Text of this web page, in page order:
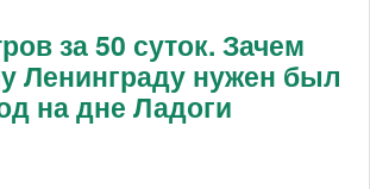
за 50 суток. Зачем
Ленинграду нужен был
на дне Ладоги